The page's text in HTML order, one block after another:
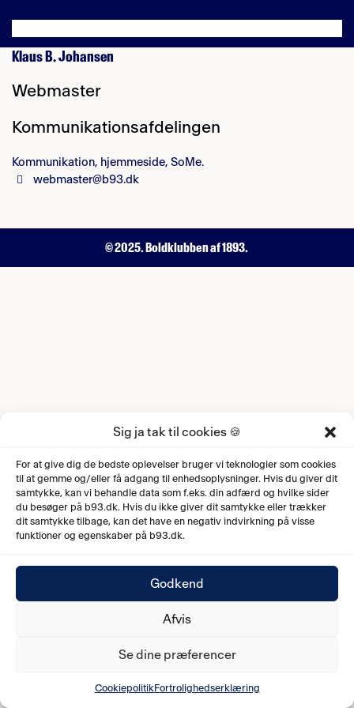
Sig ja tak til cookies 🍪
For at give dig de bedste oplevelser bruger vi teknologier som cookies
til at gemme og/eller få adgang til enhedsoplysninger. Hvis du giver dit
samtykke, kan vi behandle data som f.eks. din adfærd og hvilke sider
du besøger på b93.dk. Hvis du ikke giver dit samtykke eller trækker
dit samtykke tilbage, kan det have en negativ indvirkning på visse
funktioner og egenskaber på b93.dk.
Godkend
Afvis
Se dine præferencer
CookiepolitikFortrolighedserklæring
Klaus B. Johansen
Webmaster
Kommunikationsafdelingen
Kommunikation, hjemmeside, SoMe.
webmaster@b93.dk
© 2025. Boldklubben af 1893.